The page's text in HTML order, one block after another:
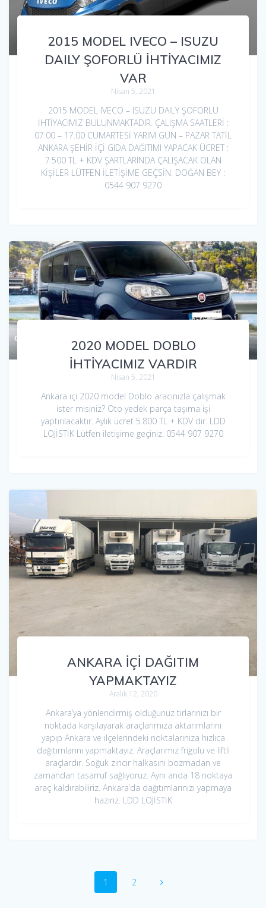
2015 MODEL IVECO – ISUZU
DAILY ŞOFORLÜ İHTİYACIMIZ
VAR
Nisan 5, 2021
2015 MODEL IVECO – ISUZU DAILY ŞOFORLÜ
İHTİYACIMIZ BULUNMAKTADIR. ÇALIŞMA SAATLERİ :
07.00 – 17.00 CUMARTESİ YARIM GÜN – PAZAR TATİL
ANKARA ŞEHİR İÇİ GIDA DAĞITIMI YAPACAK ÜCRET :
7.500 TL + KDV ŞARTLARINDA ÇALIŞACAK OLAN
KİŞİLER LÜTFEN İLETİŞİME GEÇSİN. DOĞAN BEY :
0544 907 9270
2020 MODEL DOBLO
İHTİYACIMIZ VARDIR
Nisan 5, 2021
Ankara içi 2020 model Doblo aracınızla çalışmak
ister misiniz? Oto yedek parça taşıma işi
yaptırılacaktır. Aylık ücret 5.800 TL + KDV dir. LDD
LOJİSTİK Lütfen iletişime geçiniz. 0544 907 9270
ANKARA İÇİ DAĞITIM
YAPMAKTAYIZ
Aralık 12, 2020
Ankara’ya yönlendirmiş olduğunuz tırlarınızı bir
noktada karşılayarak araçlarımıza aktarımlarını
yapıp Ankara ve ilçelerindeki noktalarınıza hızlıca
dağıtımlarını yapmaktayız. Araçlarımız frigolu ve liftli
araçlardır. Soğuk zincir halkasını bozmadan ve
zamandan tasarruf sağlıyoruz. Aynı anda 18 noktaya
araç kaldırabiliriz. Ankara’da dağıtımlarınızı yapmaya
hazırız. LDD LOJİSTİK
Sayfa
1 Sayfa
2